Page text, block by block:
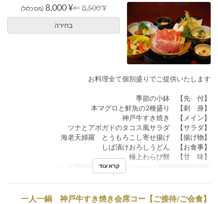
¥ 8,500
⇐
¥ 8,000 (מס כלול)
בחירה
お料理全て個別盛りでご提供いたします
【先 付】 季節の小鉢
【刺 身】 本マグロと鮮魚の2種盛り
【メイン】 神戸牛すき焼き
【サラダ】 ツナとアボガドのタコス風サラダ
【揚げ物】 海老天婦羅 とうもろこし寄せ揚げ
【お食事】 しば漬けおろしうどん
【甘 味】 極上わらび餅
טווח תאריכים תקפים מגבלת הזמנהקרא עוד
【ご接待/ご会食】一人一鍋 神戸牛すき焼き会席コー